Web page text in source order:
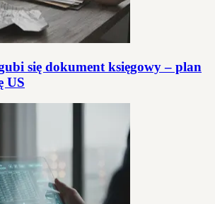
się dokument księgowy – plan
US